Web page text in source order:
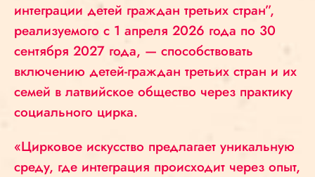
интеграции детей граждан третьих стран”,
реализуемого с 1 апреля 2026 года по 30
сентября 2027 года, — способствовать
включению детей-граждан третьих стран и их
семей в латвийское общество через практику
социального цирка.
«Цирковое искусство предлагает уникальную
среду, где интеграция происходит через опыт,